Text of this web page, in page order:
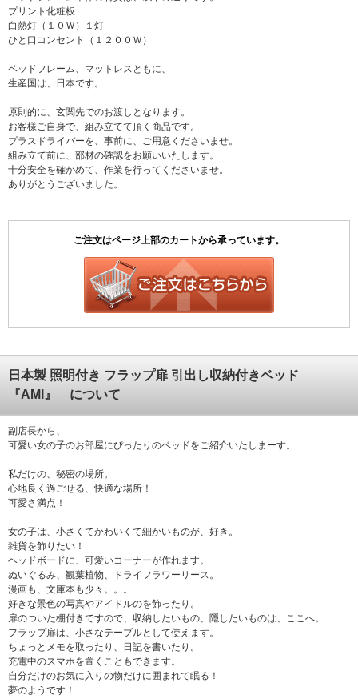
プリント化粧板
白熱灯（１０Ｗ）１灯
ひと口コンセント（１２００Ｗ）
ベッドフレーム、マットレスともに、
生産国は、日本です。
原則的に、玄関先でのお渡しとなります。
お客様ご自身で、組み立てて頂く商品です。
プラスドライバーを、事前に、ご用意くださいませ。
組み立て前に、部材の確認をお願いいたします。
十分安全を確かめて、作業を行ってくださいませ。
ありがとうございました。
日本製 照明付き フラップ扉 引出し収納付きベッド
『AMI』 について
副店長から、
可愛い女の子のお部屋にぴったりのベッドをご紹介いたしまーす。
私だけの、秘密の場所。
心地良く過ごせる、快適な場所！
可愛さ満点！
女の子は、小さくてかわいくて細かいものが、好き。
雑貨を飾りたい！
ヘッドボードに、可愛いコーナーが作れます。
ぬいぐるみ、観葉植物、ドライフラワーリース。
漫画も、文庫本も少々。。。
好きな景色の写真やアイドルのを飾ったり。
扉のついた棚付きですので、収納したいもの、隠したいものは、ここへ。
フラップ扉は、小さなテーブルとして使えます。
ちょっとメモを取ったり、日記を書いたり。
充電中のスマホを置くこともできます。
自分だけのお気に入りの物だけに囲まれて眠る！
夢のようです！